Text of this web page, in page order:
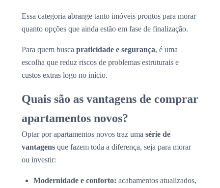
Essa categoria abrange tanto imóveis prontos para morar
quanto opções que ainda estão em fase de finalização.
Para quem busca praticidade e segurança, é uma
escolha que reduz riscos de problemas estruturais e
custos extras logo no início.
Quais são as vantagens de comprar
apartamentos novos?
Optar por apartamentos novos traz uma série de
vantagens que fazem toda a diferença, seja para morar
ou investir:
Modernidade e conforto: acabamentos atualizados,